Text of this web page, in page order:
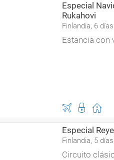
Especial
Rukahovi
Finlandia, 6 días
Estancia con
Especial
Finlandia, 5 días
Circuito